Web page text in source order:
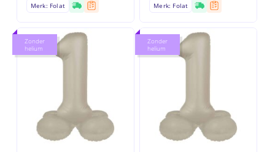
Merk: Folat Merk: Folat
Zonder
helium
Zonder
helium